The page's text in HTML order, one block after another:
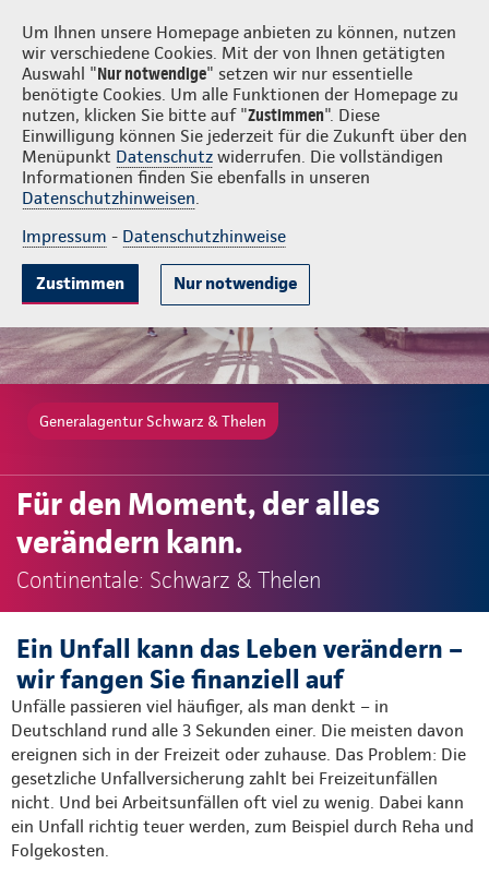
Um Ihnen unsere Homepage anbieten zu können, nutzen
wir verschiedene Cookies. Mit der von Ihnen getätigten
Auswahl "Nur notwendige" setzen wir nur essentielle
benötigte Cookies. Um alle Funktionen der Homepage zu
nutzen, klicken Sie bitte auf "Zustimmen". Diese
Einwilligung können Sie jederzeit für die Zukunft über den
Menüpunkt Datenschutz widerrufen. Die vollständigen
Informationen finden Sie ebenfalls in unseren
Datenschutzhinweisen.
Impressum - Datenschutzhinweise
Zustimmen Nur notwendige
Schwarz & Thelen Login
Gute Gründe Tarife & Leistungen Wissenswertes
Generalagentur Schwarz & Thelen
Für den Moment, der alles
verändern kann.
Continentale: Schwarz & Thelen
Ein Unfall kann das Leben verändern –
wir fangen Sie finanziell auf
Unfälle passieren viel häufiger, als man denkt – in
Deutschland rund alle 3 Sekunden einer. Die meisten davon
ereignen sich in der Freizeit oder zuhause. Das Problem: Die
gesetzliche Unfallversicherung zahlt bei Freizeitunfällen
nicht. Und bei Arbeitsunfällen oft viel zu wenig. Dabei kann
ein Unfall richtig teuer werden, zum Beispiel durch Reha und
Folgekosten.